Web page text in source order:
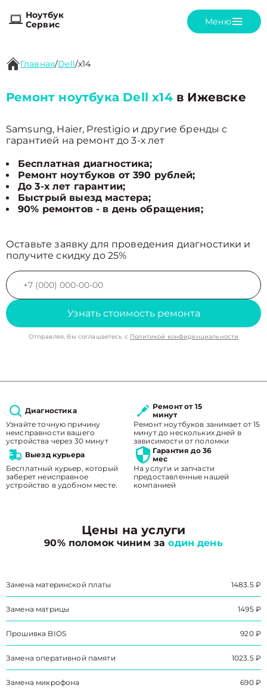
Ноутбук
Сервис
Меню
Главная/Dell/x14
Ремонт ноутбука Dell x14 в Ижевске
Samsung, Haier, Prestigio и другие бренды с
гарантией на ремонт до 3-х лет
Бесплатная диагностика;
Ремонт ноутбуков от 390 рублей;
До 3-х лет гарантии;
Быстрый выезд мастера;
90% ремонтов - в день обращения;
Оставьте заявку для проведения диагностики и
получите скидку до 25%
Узнать стоимость ремонта
Отправляя, Вы соглашаетесь с Политикой конфиденциальности
Диагностика
Узнайте точную причину
неисправности вашего
устройства через 30 минут
Ремонт от 15
минут
Ремонт ноутбуков занимает от 15
минут до нескольких дней в
зависимости от поломки
Выезд курьера
Бесплатный курьер, который
заберет неисправное
устройство в удобном месте.
Гарантия до 36
мес
На услуги и запчасти
предоставленные нашей
компанией
Цены на услуги
90% поломок чиним заодин день
Замена материнской платы 1483.5 ₽
Замена матрицы 1495 ₽
Прошивка BIOS 920 ₽
Замена оперативной памяти 1023.5 ₽
Замена микрофона 690 ₽